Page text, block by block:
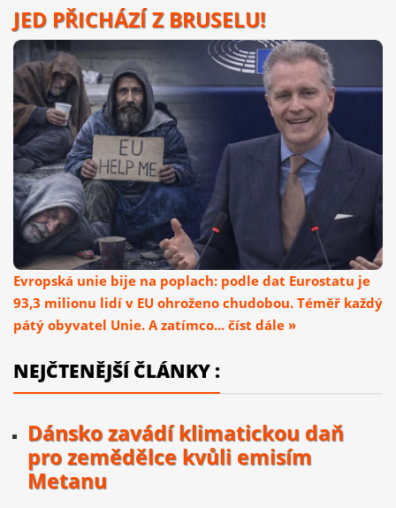
JED PŘICHÁZÍ Z BRUSELU!
Evropská unie bije na poplach: podle dat Eurostatu je
93,3 milionu lidí v EU ohroženo chudobou. Téměř každý
pátý obyvatel Unie. A zatímco... číst dále »
NEJČTENĚJŠÍ ČLÁNKY :
Dánsko zavádí klimatickou daň
pro zemědělce kvůli emisím
Metanu